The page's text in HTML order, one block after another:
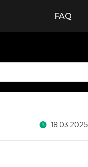
FAQ
18.03.2025